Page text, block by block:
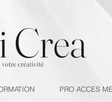
Crea
votre créativité
PRO ACCES